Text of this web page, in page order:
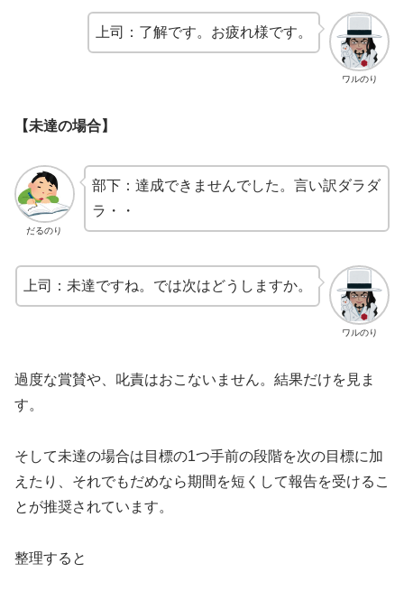
ワルのり
上司：了解です。お疲れ様です。
【未達の場合】
だるのり
部下：達成できませんでした。言い訳ダラダ
ラ・・
ワルのり
上司：未達ですね。では次はどうしますか。
過度な賞賛や、叱責はおこないません。結果だけを見ま
す。
そして未達の場合は目標の1つ手前の段階を次の目標に加
えたり、それでもだめなら期間を短くして報告を受けるこ
とが推奨されています。
整理すると